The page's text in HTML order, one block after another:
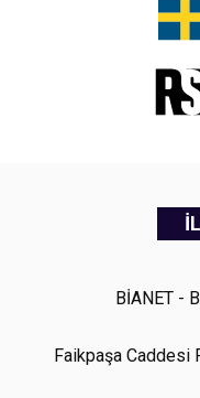
BİANET -
Faikpaşa Caddesi